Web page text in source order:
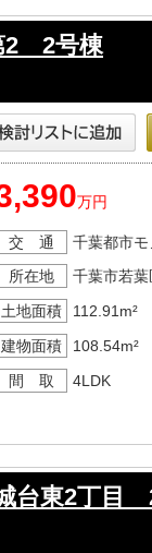
2 2号棟
万円
交 通 千葉都市
所在地
千葉市若葉
土地面積
112.91m²
建物面積
108.54m²
間 取
4LDK
台東2丁目